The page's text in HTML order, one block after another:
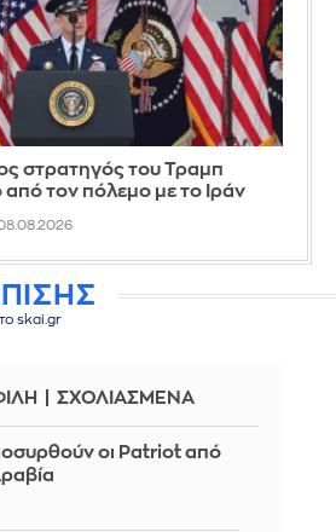
στρατηγός του Τραμπ
από τον πόλεμο με το Ιράν
το skai.gr
ΣΧΟΛΙΑΣΜΕΝΑ
οι Patriot από